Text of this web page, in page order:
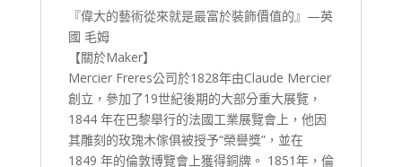
『偉大的藝術從來就是最富於裝飾價值的』—英
國 毛姆
【關於Maker】
Mercier Freres公司於1828年由Claude Mercier
創立，參加了19世紀後期的大部分重大展覽，
1844 年在巴黎舉行的法國工業展覽會上，他因
其雕刻的玫瑰木傢俱被授予“榮譽獎”，並在
1849 年的倫敦博覽會上獲得銅牌。 1851年，倫